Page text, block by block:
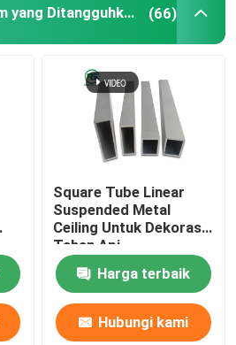
Langit-langit Logam yang Ditangguhkan (66)
Square Tube Linear
Suspended Metal
Ceiling Untuk Dekorasi
Tahan Api
Harga terbaik
Hubungi kami